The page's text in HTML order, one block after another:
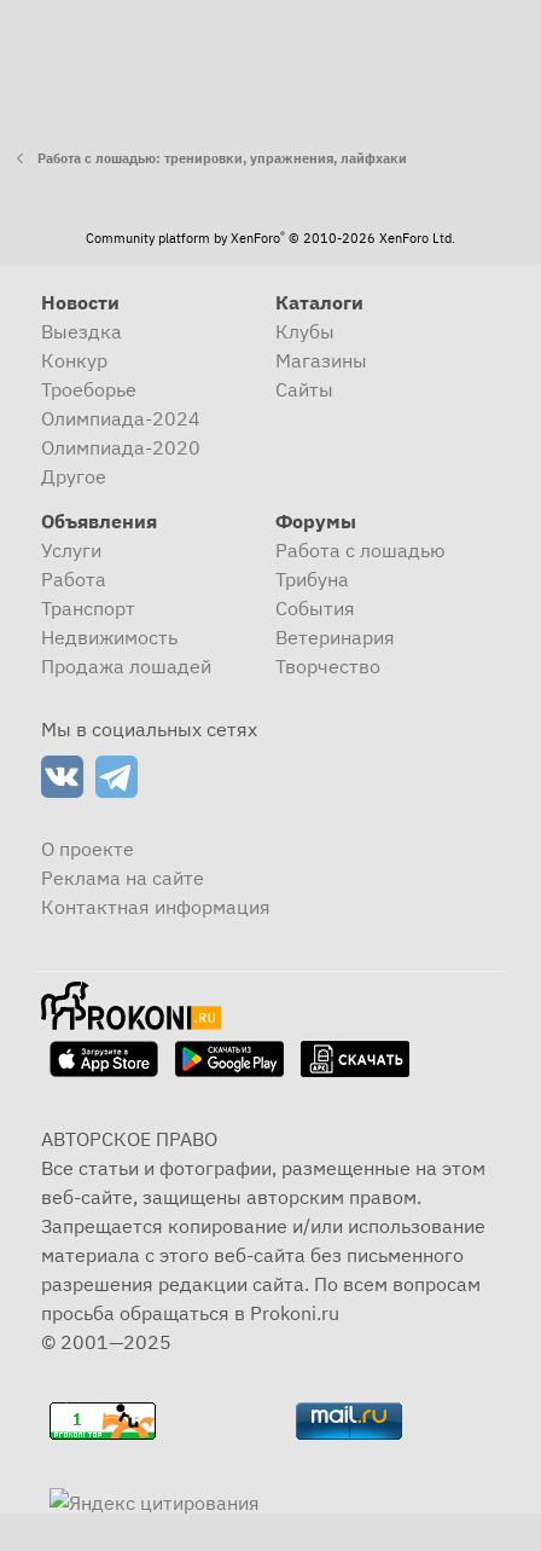
Работа с лошадью: тренировки, упражнения, лайфхаки
Community platform by XenForo® © 2010-2026 XenForo Ltd.
Новости
Выездка
Конкур
Троеборье
Олимпиада-2024
Олимпиада-2020
Другое
Каталоги
Клубы
Магазины
Сайты
Объявления
Услуги
Работа
Транспорт
Недвижимость
Продажа лошадей
Форумы
Работа с лошадью
Трибуна
События
Ветеринария
Творчество
Мы в социальных сетях
О проекте
Реклама на сайте
Контактная информация
АВТОРСКОЕ ПРАВО
Все статьи и фотографии, размещенные на этом
веб-сайте, защищены авторским правом.
Запрещается копирование и/или использование
материала с этого веб-сайта без письменного
разрешения редакции сайта. По всем вопросам
просьба обращаться в Prokoni.ru
© 2001—2025